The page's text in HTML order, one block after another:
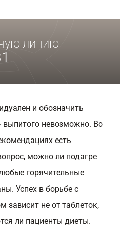
линию
и обозначить
невозможно. Во
есть
можно ли подагре
горячительные
Успех в борьбе с
зависит не от таблеток,
ли пациенты диеты.